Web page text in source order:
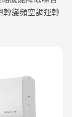
轉變頻空調運轉